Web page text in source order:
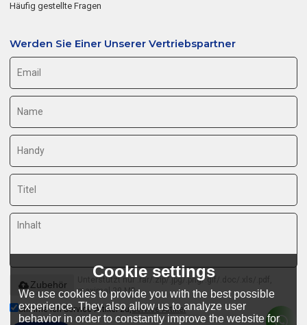
Häufig gestellte Fragen
Werden Sie Einer Unserer Vertriebspartner
Unterstützt nur .rar/.zip/.jpg/.png/.gif/.doc/.xls/.pdf,
maximal 20 MB
Zubehör
Stimme ich Service-Artikel zu,Service-Artikel
Cookie settings
We use cookies to provide you with the best possible
experience. They also allow us to analyze user
behavior in order to constantly improve the website for